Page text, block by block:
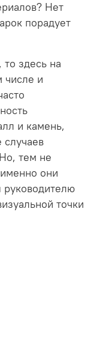
Нет
порадует
то здесь на
числе и
и камень,
случаев
тем не
они
руководителю
точки